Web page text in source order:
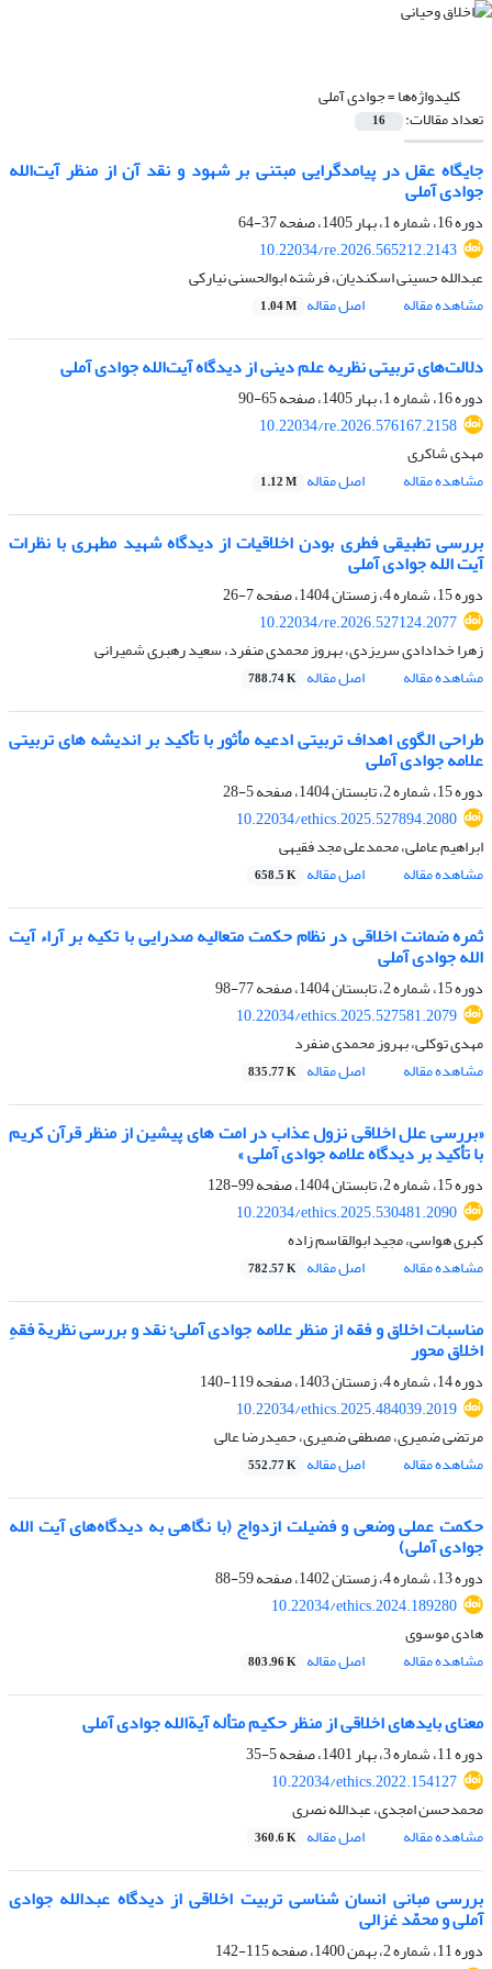
کلیدواژه‌ها =جوادی آملی
تعداد مقالات: 16
جایگاه عقل در پیامدگرایی مبتنی بر شهود و نقد آن از منظر آیت‌الله
جوادی آملی
دوره 16، شماره 1، بهار 1405، صفحه
37-64
10.22034/re.2026.565212.2143
عبدالله حسینی اسکندیان، فرشته ابوالحسنی نیارکی
مشاهده مقاله
اصل مقاله 1.04 M
دلالت‌های تربیتی نظریه علم دینی از دیدگاه آیت‌الله جوادی آملی
دوره 16، شماره 1، بهار 1405، صفحه
65-90
10.22034/re.2026.576167.2158
مهدی شاکری
مشاهده مقاله
اصل مقاله 1.12 M
بررسی تطبیقی فطری بودن اخلاقیات از دیدگاه شهید مطهری با نظرات
آیت الله جوادی آملی
دوره 15، شماره 4، زمستان 1404، صفحه
7-26
10.22034/re.2026.527124.2077
زهرا خدادادی سریزدی، بهروز محمدی منفرد، سعید رهبری شمیرانی
مشاهده مقاله
اصل مقاله 788.74 K
طراحی الگوی اهداف تربیتی ادعیه مأثور با تأکید بر اندیشه های تربیتی
علامه جوادی آملی
دوره 15، شماره 2، تابستان 1404، صفحه
5-28
10.22034/ethics.2025.527894.2080
ابراهیم عاملی، محمدعلی مجد فقیهی
مشاهده مقاله
اصل مقاله 658.5 K
ثمره ضمانت اخلاقی در نظام حکمت متعالیه صدرایی با تکیه بر آراء آیت
الله جوادی آملی
دوره 15، شماره 2، تابستان 1404، صفحه
77-98
10.22034/ethics.2025.527581.2079
مهدی توکلی، بهروز محمدی منفرد
مشاهده مقاله
اصل مقاله 835.77 K
«بررسی علل اخلاقی نزول عذاب در امت های پیشین از منظر قرآن کریم
با تأکید بر دیدگاه علامه جوادی آملی »
دوره 15، شماره 2، تابستان 1404، صفحه
99-128
10.22034/ethics.2025.530481.2090
کبری هواسی، مجید ابوالقاسم زاده
مشاهده مقاله
اصل مقاله 782.57 K
مناسبات اخلاق و فقه از منظر علامه جوادی آملی؛ نقد و بررسی نظریة فقهِ
اخلاق محور
دوره 14، شماره 4، زمستان 1403، صفحه
119-140
10.22034/ethics.2025.484039.2019
مرتضی ضمیری، مصطفی ضمیری، حمیدرضا عالی
مشاهده مقاله
اصل مقاله 552.77 K
حکمت عملی وضعی و فضیلت ازدواج (با نگاهی به دیدگاه‌های آیت الله
جوادی آملی)
دوره 13، شماره 4، زمستان 1402، صفحه
59-88
10.22034/ethics.2024.189280
هادی موسوی
مشاهده مقاله
اصل مقاله 803.96 K
معنای بایدهای اخلاقی از منظر حکیم متأله آیةالله جوادی آملی
دوره 11، شماره 3، بهار 1401، صفحه
5-35
10.22034/ethics.2022.154127
محمدحسن امجدی، عبدالله نصری
مشاهده مقاله
اصل مقاله 360.6 K
بررسی مبانی انسان شناسی تربیت اخلاقی از دیدگاه عبدالله جوادی
آملی و محمّد غزالی
دوره 11، شماره 2، بهمن 1400، صفحه
115-142